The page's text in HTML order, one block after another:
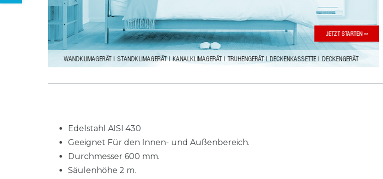
Edelstahl AISI 430
Geeignet Für den Innen- und Außenbereich.
Durchmesser 600 mm.
Säulenhöhe 2 m.